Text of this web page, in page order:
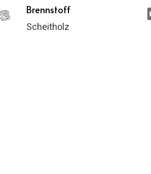
Brennstoff
Scheitholz